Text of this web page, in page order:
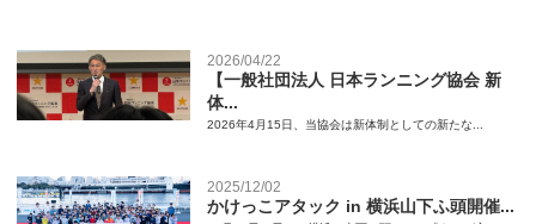
2026/04/22
【一般社団法人 日本ランニング協会 新
体...
2026年4月15日、当協会は新体制としての新たな...
2025/12/02
かけっこアタック in 横浜山下ふ頭開催...